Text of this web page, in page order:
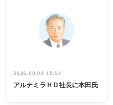
2026.08.04 15:14
アルテミラＨＤ社長に本田氏